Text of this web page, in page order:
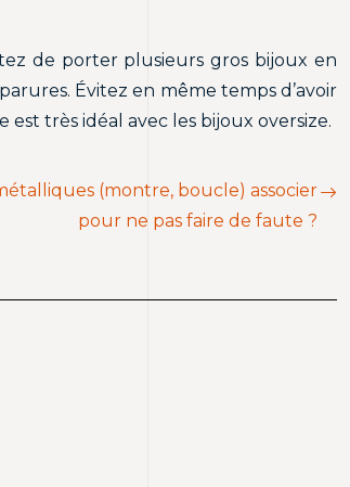
de porter plusieurs gros bijoux en
Évitez en même temps d’avoir
très idéal avec les bijoux oversize.
(montre, boucle) associer
pour ne pas faire de faute ?